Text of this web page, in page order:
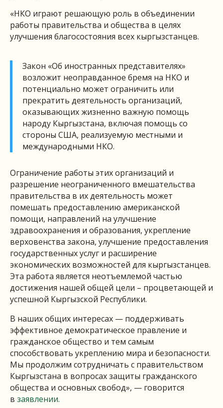
«НКО играют решающую роль в объединении
работы правительства и общества в целях
улучшения благосостояния всех кыргызстанцев.
Закон «Об иностранных представителях»
возложит неоправданное бремя на НКО и
потенциально может ограничить или
прекратить деятельность организаций,
оказывающих жизненно важную помощь
народу Кыргызстана, включая помощь со
стороны США, реализуемую местными и
международными НКО.
Ограничение работы этих организаций и
разрешение неограниченного вмешательства
правительства в их деятельность может
помешать предоставлению американской
помощи, направлений на улучшение
здравоохранения и образования, укрепление
верховенства закона, улучшение предоставления
государственных услуг и расширение
экономических возможностей для кыргызстанцев.
Эта работа является неотъемлемой частью
достижения нашей общей цели – процветающей и
успешной Кыргызской Республики.
В наших общих интересах — поддерживать
эффективное демократическое правление и
гражданское общество и тем самым
способствовать укреплению мира и безопасности.
Мы продолжим сотрудничать с правительством
Кыргызстана в вопросах защиты гражданского
общества и основных свобод», — говорится
в заявлении.